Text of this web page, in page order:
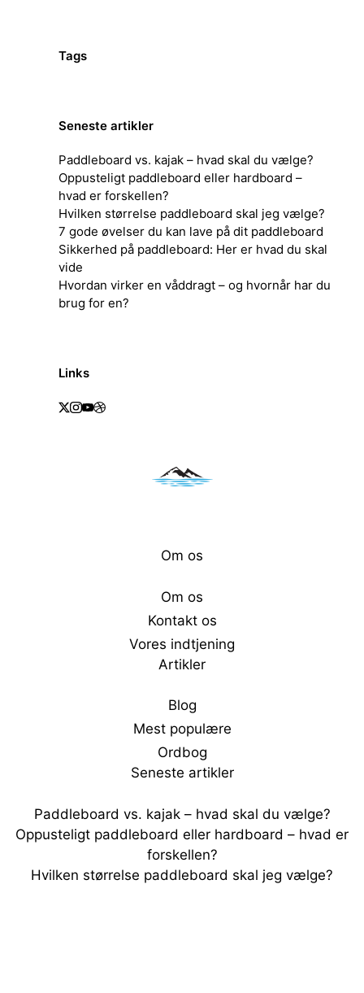
Tags
Seneste artikler
Paddleboard vs. kajak – hvad skal du vælge?
Oppusteligt paddleboard eller hardboard –
hvad er forskellen?
Hvilken størrelse paddleboard skal jeg vælge?
7 gode øvelser du kan lave på dit paddleboard
Sikkerhed på paddleboard: Her er hvad du skal
vide
Hvordan virker en våddragt – og hvornår har du
brug for en?
Links
Om os
Om os
Kontakt os
Vores indtjening
Artikler
Blog
Mest populære
Ordbog
Seneste artikler
Paddleboard vs. kajak – hvad skal du vælge?
Oppusteligt paddleboard eller hardboard – hvad er
forskellen?
Hvilken størrelse paddleboard skal jeg vælge?